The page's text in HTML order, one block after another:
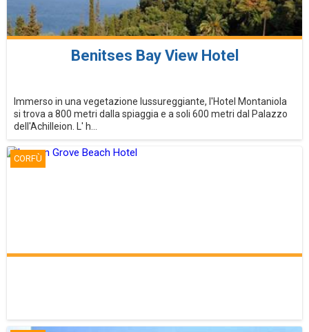
Benitses Bay View Hotel
Immerso in una vegetazione lussureggiante, l'Hotel Montaniola
si trova a 800 metri dalla spiaggia e a soli 600 metri dal Palazzo
dell'Achilleion. L' h...
CORFÙ